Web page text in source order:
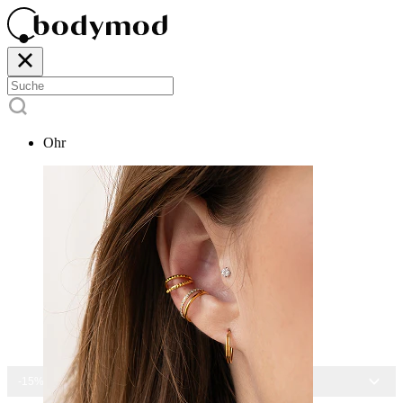
Ohr
-15% AUF ALLEN SCHMUCK